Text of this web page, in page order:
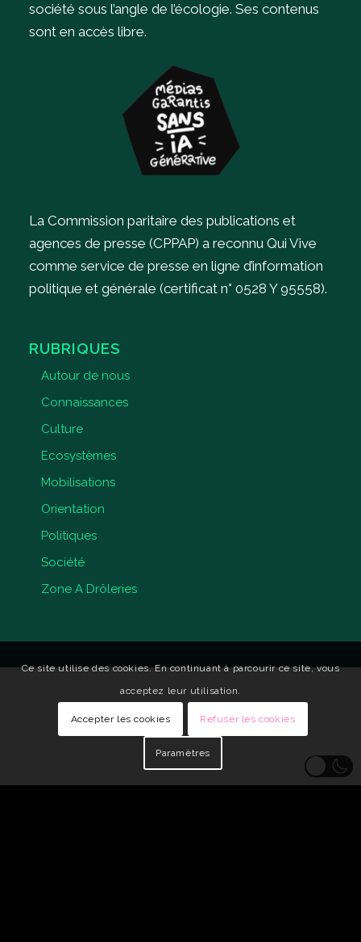
société sous l’angle de l’écologie. Ses contenus
sont en accès libre.
La Commission paritaire des publications et
agences de presse (CPPAP) a reconnu Qui Vive
comme service de presse en ligne d’information
politique et générale (certificat n° 0528 Y 95558).
RUBRIQUES
Autour de nous
Connaissances
Culture
Ecosystèmes
Mobilisations
Orientation
Politiques
Société
Zone A Drôleries
Ce site utilise des cookies. En continuant à parcourir ce site, vous
acceptez leur utilisation.
Accepter les cookies Refuser les cookies
Paramètres